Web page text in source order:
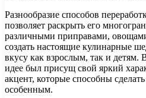
Разнообразие способов
позволяет раскрыть его
различными приправами,
создать настоящие кулинарные
вкусу как взрослым, так и
идее был присущ свой яркий
акцент, которые способны
особенным.